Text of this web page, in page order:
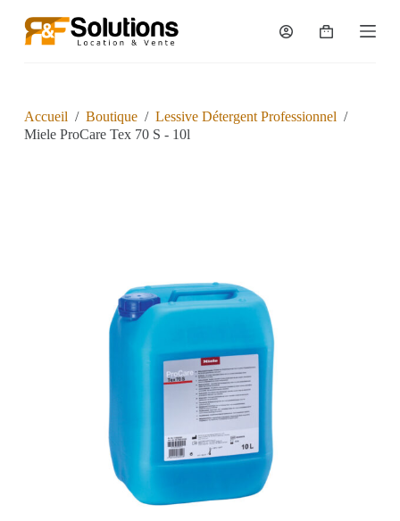
u
Accueil / Boutique / Lessive Détergent Professionnel /
Miele ProCare Tex 70 S - 10l